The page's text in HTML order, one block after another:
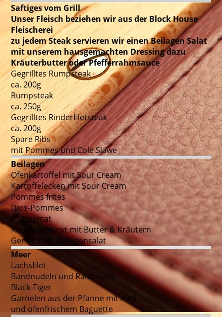
Saftiges vom Grill
Unser Fleisch beziehen wir aus der Block House
Fleischerei
zu jedem Steak servieren wir einen Beilagen Salat
mit unserem hausgemachten Dressing dazu
Kräuterbutter oder Pfefferrahmsauce
Gegrilltes Rumpsteak
ca. 200g
Rumpsteak
ca. 250g
Gegrilltes Rinderfiletsteak
ca. 200g
Spare Ribs
mit Pommes und Cole Slawe
Beilagen
Ofenkartoffel mit Sour Cream
Kartoffelecken mit Sour Cream
Pommes frites
Dips-Pommes
Blattspinat
Knoblauchbrot mit Butter & Kräutern
Gemischter Beilagensalat
Meer
Lachsfilet
Bandnudeln und Ratatouille
Black-Tiger
Garnelen aus der Pfanne mit Aioli
und ofenfrischem Baguette